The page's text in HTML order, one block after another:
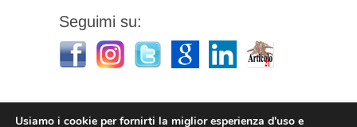
Seguimi su:
Usiamo i cookie per fornirti la miglior esperienza d'uso e